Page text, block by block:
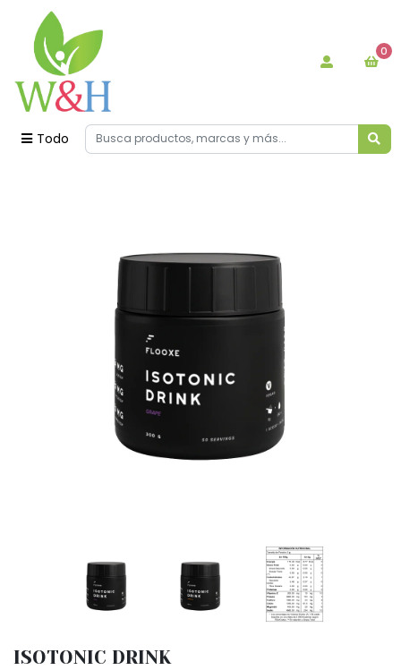
Todo
0
ISOTONIC DRINK